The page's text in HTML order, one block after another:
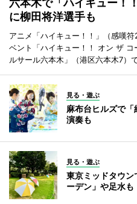
六本木で「ハイキュー
に柳田将洋選手も
アニメ「ハイキュー！！」（感嘆
ベント「ハイキュー！！ オン ザ
ルサール六本木」（港区六本木7）
見る・遊ぶ
麻布台ヒルズで
演奏も
見る・遊ぶ
東京ミッドタウ
ーデン」や足水も